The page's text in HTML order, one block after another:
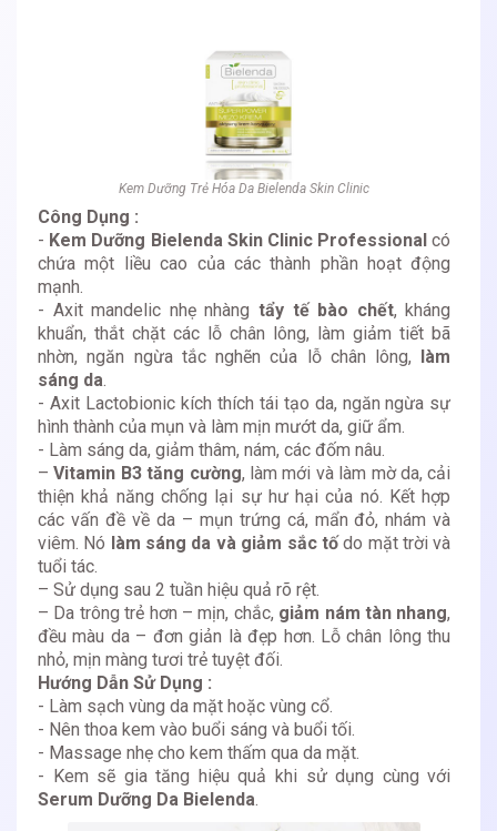
Kem Dưỡng Trẻ Hóa Da Bielenda Skin Clinic
Công Dụng :
- Kem Dưỡng Bielenda Skin Clinic Professional có
chứa một liều cao của các thành phần hoạt động
mạnh.
- Axit mandelic nhẹ nhàng tẩy tế bào chết, kháng
khuẩn, thắt chặt các lỗ chân lông, làm giảm tiết bã
nhờn, ngăn ngừa tắc nghẽn của lỗ chân lông,
làm
sáng da.
- Axit Lactobionic kích thích tái tạo da, ngăn ngừa sự
hình thành của mụn và làm mịn mướt da, giữ ẩm.
- Làm sáng da, giảm thâm, nám, các đốm nâu.
–Vitamin B3 tăng cường, làm mới và làm mờ da, cải
thiện khả năng chống lại sự hư hại của nó. Kết hợp
các vấn đề về da – mụn trứng cá, mẩn đỏ, nhám và
viêm. Nó làm sáng da và giảm sắc tốdo mặt trời và
tuổi tác.
– Sử dụng sau 2 tuần hiệu quả rõ rệt.
– Da trông trẻ hơn – mịn, chắc, giảm nám tàn nhang,
đều màu da – đơn giản là đẹp hơn. Lỗ chân lông thu
nhỏ, mịn màng tươi trẻ tuyệt đối.
Hướng Dẫn Sử Dụng :
- Làm sạch vùng da mặt hoặc vùng cổ.
- Nên thoa kem vào buổi sáng và buổi tối.
- Massage nhẹ cho kem thấm qua da mặt.
- Kem sẽ gia tăng hiệu quả khi sử dụng cùng với
Serum Dưỡng Da Bielenda.